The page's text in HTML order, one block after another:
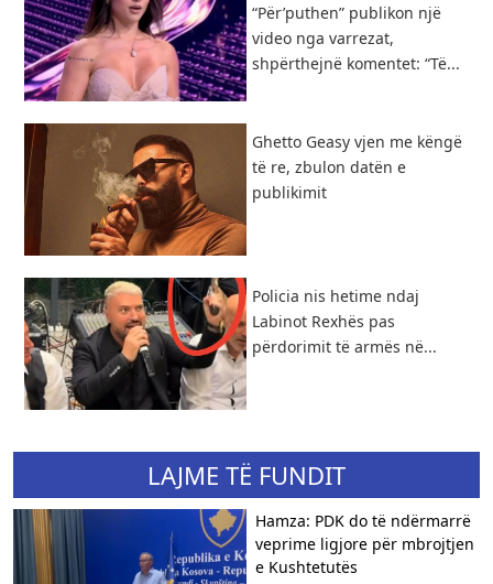
“Për’puthen” publikon një
video nga varrezat,
shpërthejnë komentet: “Të...
Ghetto Geasy vjen me këngë
të re, zbulon datën e
publikimit
Policia nis hetime ndaj
Labinot Rexhës pas
përdorimit të armës në...
LAJME TË FUNDIT
Hamza: PDK do të ndërmarrë
veprime ligjore për mbrojtjen
e Kushtetutës